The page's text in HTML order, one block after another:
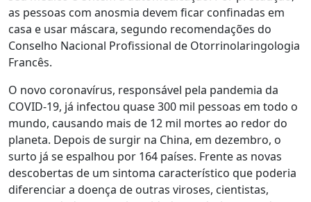
as pessoas com anosmia devem ficar confinadas em
casa e usar máscara, segundo recomendações do
Conselho Nacional Profissional de Otorrinolaringologia
Francês.
O novo coronavírus, responsável pela pandemia da
COVID-19, já infectou quase 300 mil pessoas em todo o
mundo, causando mais de 12 mil mortes ao redor do
planeta. Depois de surgir na China, em dezembro, o
surto já se espalhou por 164 países. Frente as novas
descobertas de um sintoma característico que poderia
diferenciar a doença de outras viroses, cientistas,